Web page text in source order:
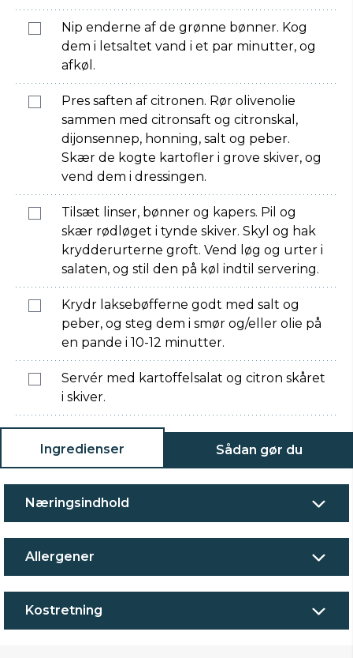
Nip enderne af de grønne bønner. Kog
dem i letsaltet vand i et par minutter, og
afkøl.
Pres saften af citronen. Rør olivenolie
sammen med citronsaft og citronskal,
dijonsennep, honning, salt og peber.
Skær de kogte kartofler i grove skiver, og
vend dem i dressingen.
Tilsæt linser, bønner og kapers. Pil og
skær rødløget i tynde skiver. Skyl og hak
krydderurterne groft. Vend løg og urter i
salaten, og stil den på køl indtil servering.
Krydr laksebøfferne godt med salt og
peber, og steg dem i smør og/eller olie på
en pande i 10-12 minutter.
Servér med kartoffelsalat og citron skåret
i skiver.
Ingredienser Sådan gør du
Næringsindhold
Allergener
Kostretning